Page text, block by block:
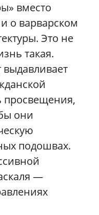
вместо
о варварском
Это не
такая.
выдавливает
просвещения,
они
подошвах.
—